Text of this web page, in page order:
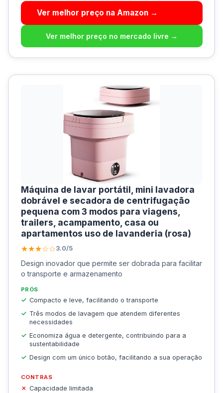
Ver melhor preço na Amazon →
Ver melhor preço no mercado livre →
Máquina de lavar portátil, mini lavadora
dobrável e secadora de centrifugação
pequena com 3 modos para viagens,
trailers, acampamento, casa ou
apartamentos uso de lavanderia (rosa)
★★★☆☆3.0/5
Design inovador que permite ser dobrada para facilitar
o transporte e armazenamento
PRÓS
Compacto e leve, facilitando o transporte
Três modos de lavagem que atendem diferentes
necessidades
Economiza água e detergente, contribuindo para a
sustentabilidade
Design com um único botão, facilitando a sua operação
CONTRAS
Capacidade limitada